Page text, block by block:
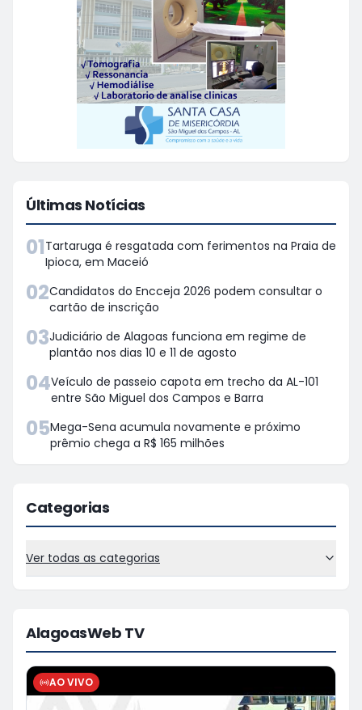
Últimas Notícias
01Tartaruga é resgatada com ferimentos na Praia de
Ipioca, em Maceió
02Candidatos do Encceja 2026 podem consultar o
cartão de inscrição
03Judiciário de Alagoas funciona em regime de
plantão nos dias 10 e 11 de agosto
04Veículo de passeio capota em trecho da AL-101
entre São Miguel dos Campos e Barra
05Mega-Sena acumula novamente e próximo
prêmio chega a R$ 165 milhões
Categorias
Ver todas as categorias
AlagoasWeb TV
AO VIVO